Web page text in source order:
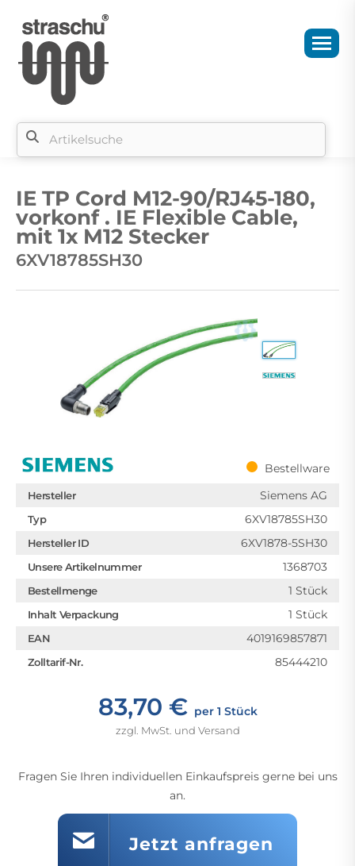
IE TP Cord M12-90/RJ45-180,
vorkonf . IE Flexible Cable,
mit 1x M12 Stecker
6XV18785SH30
Bestellware
Hersteller Siemens AG
Typ 6XV18785SH30
Hersteller ID 6XV1878-5SH30
Unsere Artikelnummer 1368703
Bestellmenge 1 Stück
Inhalt Verpackung 1 Stück
EAN 4019169857871
Zolltarif-Nr. 85444210
83,70 € per 1 Stück
zzgl. MwSt. und Versand
Fragen Sie Ihren individuellen Einkaufspreis gerne bei uns
an.
Jetzt anfragen